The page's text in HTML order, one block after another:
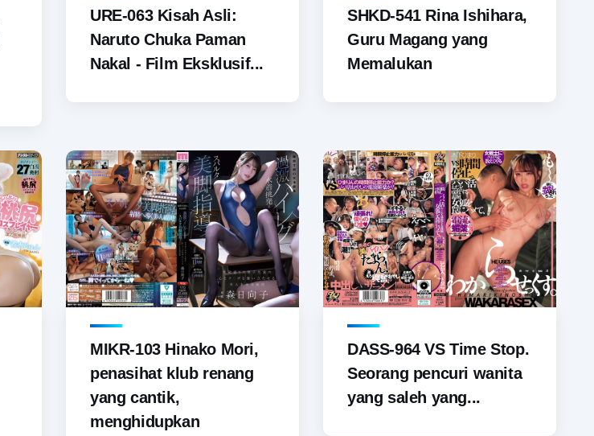
URE-063 Kisah Asli:
Naruto Chuka Paman
Nakal - Film Eksklusif...
SHKD-541 Rina Ishihara,
Guru Magang yang
Memalukan
MIKR-103 Hinako Mori,
penasihat klub renang
yang cantik,
menghidupkan
DASS-964 VS Time Stop.
Seorang pencuri wanita
yang saleh yang...